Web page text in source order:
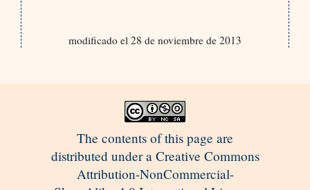
modificado el 28 de noviembre de 2013
The contents of this page are
distributed under a Creative Commons
Attribution-NonCommercial-